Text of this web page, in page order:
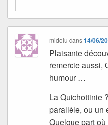
midolu dans14/06/
Plaisante
remercie aussi,
humour …
La Quichottinie
parallèle, ou un
Quelque part